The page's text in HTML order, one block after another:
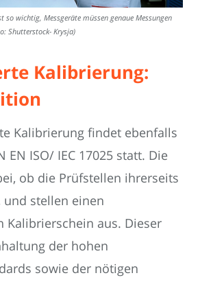
so wichtig, Messgeräte müssen genaue Messungen
Shutterstock- Krysja)
Kalibrierung:
Kalibrierung findet ebenfalls
EN ISO/ IEC 17025 statt. Die
ob die Prüfstellen ihrerseits
stellen einen
Kalibrierschein aus. Dieser
der hohen
sowie der nötigen